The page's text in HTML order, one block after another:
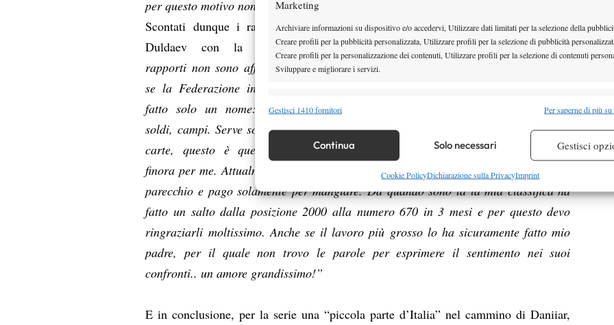
Marketing
Archiviare informazioni su dispositivo e/o accedervi, Utilizzare dati limitati per la selezione della
Creare profili per la pubblicità personalizzata, Utilizzare profili per la selezione di pubblicità
Creare profili per la personalizzazione dei contenuti, Utilizzare profili per la selezione di contenuti
Sviluppare e migliorare i servizi.
Funzionalità
Identificare i dispositivi in base alle informazioni trasmesse automaticamente.
Garantire la sicurezza, prevenire e rilevare frodi, correggere errori,
Erogare e presentare pubblicità e contenuto, Salvare e comunicare le
scelte sulla privacy.
Gestisci 1410 fornitori Per saperne di più
Continua Solo necessari Gestisci
Cookie PolicyDichiarazione sulla PrivacyImprint
per questo motivo non ho nessuna intenzione di tornare a giocare la Coppa Davis”.
Scontati dunque i rapporti di Daniiar
Duldaev con la Federazione:“I
rapporti non sono affatto buoni, anche
se la Federazione in Kyrgyzstan è di
fatto solo un nome: non ha potere,
soldi, campi. Serve solo a firmare delle
carte, questo è quello che ha fatto
finora per me. Attualmente mi alleno alla Istanbul Tennis Academy dove mi aiutano
parecchio e pago solamente per mangiare. Da quando sono là la mia classifica ha
fatto un salto dalla posizione 2000 alla numero 670 in 3 mesi e per questo devo
ringraziarli moltissimo. Anche se il lavoro più grosso lo ha sicuramente fatto mio
padre, per il quale non trovo le parole per esprimere il sentimento nei suoi
confronti.. un amore grandissimo!”
E in conclusione, per la serie una “piccola parte d’Italia” nel cammino di Daniiar,